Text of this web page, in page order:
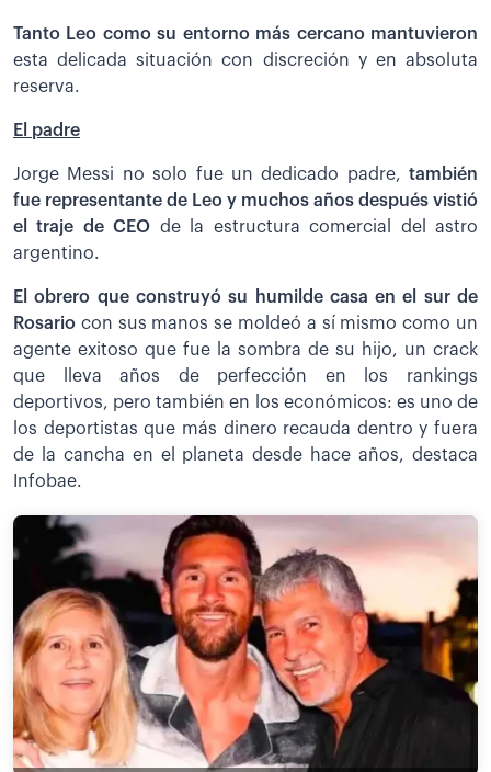
Tanto Leo como su entorno más cercano mantuvieron
esta delicada situación con discreción y en absoluta
reserva.
El padre
Jorge Messi no solo fue un dedicado padre, también
fue representante de Leo y muchos años después vistió
el traje de CEO de la estructura comercial del astro
argentino.
El obrero que construyó su humilde casa en el sur de
Rosario con sus manos se moldeó a sí mismo como un
agente exitoso que fue la sombra de su hijo, un crack
que lleva años de perfección en los rankings
deportivos, pero también en los económicos: es uno de
los deportistas que más dinero recauda dentro y fuera
de la cancha en el planeta desde hace años, destaca
Infobae.